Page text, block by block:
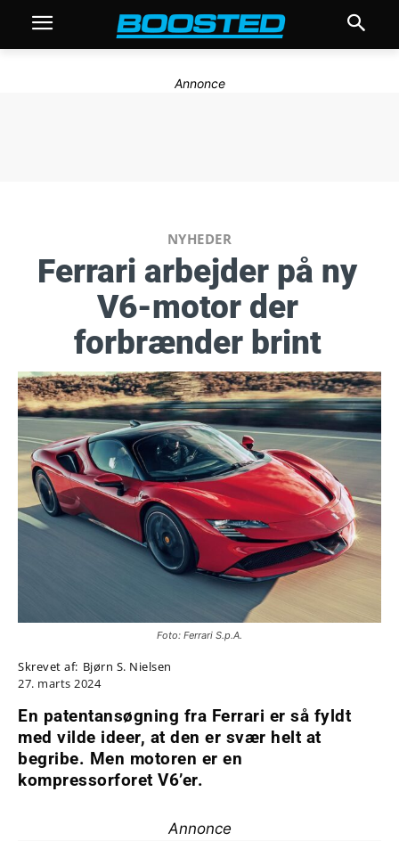
Annonce
NYHEDER
Ferrari arbejder på ny
V6-motor der
forbrænder brint
Foto: Ferrari S.p.A.
Skrevet af: Bjørn S. Nielsen
27. marts 2024
En patentansøgning fra Ferrari er så fyldt
med vilde ideer, at den er svær helt at
begribe. Men motoren er en
kompressorforet V6’er.
Annonce